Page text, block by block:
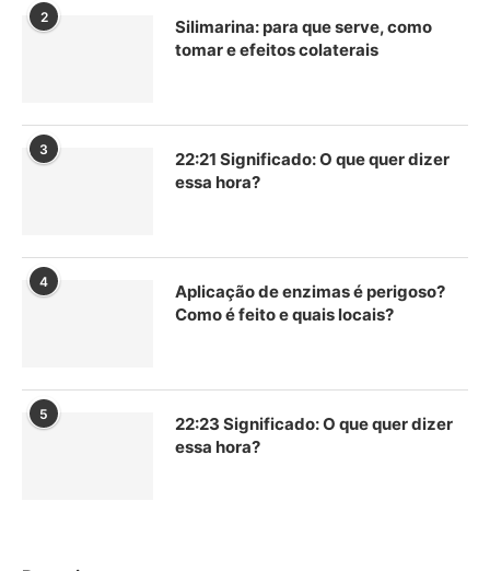
2
Silimarina: para que serve, como
tomar e efeitos colaterais
3
22:21 Significado: O que quer dizer
essa hora?
4
Aplicação de enzimas é perigoso?
Como é feito e quais locais?
5
22:23 Significado: O que quer dizer
essa hora?